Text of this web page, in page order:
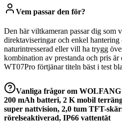
Vem passar den för?
Den här viltkameran passar dig som
direktaviseringar och enkel hantering
naturintresserad eller vill ha trygg
kombination av prestanda och pris
WT07Pro förtjänar titeln bäst i test
Vanliga frågor om
200 mAh batteri, 2 K mobil
super nattvision, 2,0 tum TFT-
rörelseaktiverad, IP66 vattentät